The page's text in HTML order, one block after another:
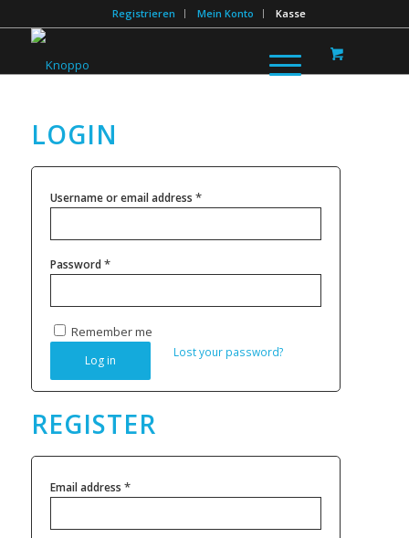
Registrieren Mein Konto Kasse
LOGIN
Username or email address *
Password *
Remember me
Log in
Lost your password?
REGISTER
Email address *